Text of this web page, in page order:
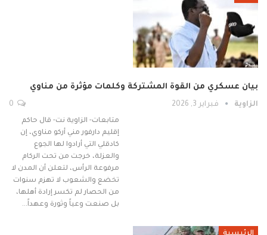
بيان عسكري من القوة المشتركة وكلمات مؤثرة من مناوي
الزاوية فبراير 3, 2026
متابعات- الزاوية نت- قال حاكم
إقليم دارفور مني أركو مناوي، إن
كادقلي التي أرادوا لها الجوع
والعزلة، خرجت من تحت الركام
مرفوعة الرأس، لتعلن أن المدن لا
تخضع والشعوب لا تهزم سنوات
من الحصار لم تكسر إرادة أهلها،
بل صنعت وعياً وثورة وعهداً…